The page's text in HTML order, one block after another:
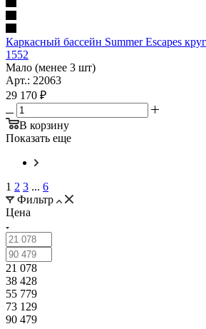
Каркасный бассейн Summer Escapes
1552
Мало (менее 3 шт)
Арт.: 22063
29 170 ₽
В корзину
Показать еще
1 2 3 ... 6
Фильтр
Цена
21 078
38 428
55 779
73 129
90 479